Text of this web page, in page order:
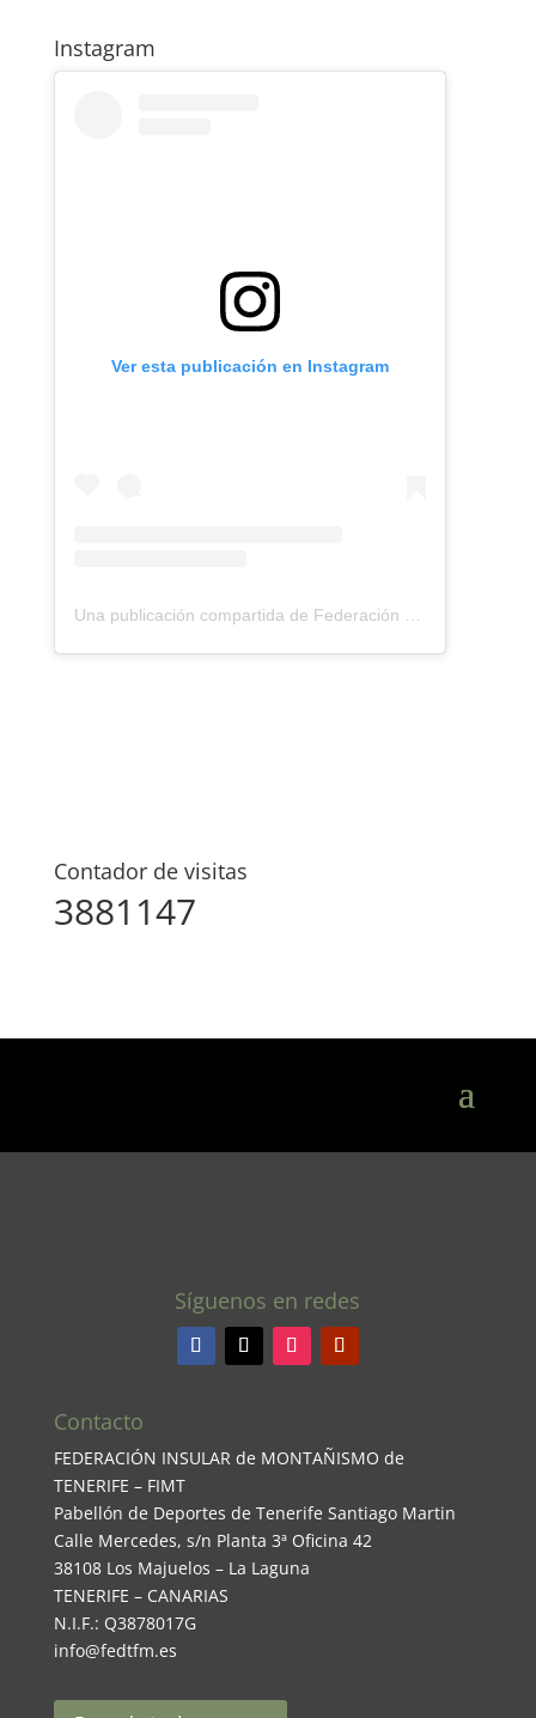
Instagram
Ver esta publicación en Instagram
Una publicación compartida de Federación Montañismo Tenerife (@federacion_montanismo_tenerife)
Contador de visitas
3881147
Síguenos en redes
Contacto
FEDERACIÓN INSULAR de MONTAÑISMO de
TENERIFE – FIMT
Pabellón de Deportes de Tenerife Santiago Martin
Calle Mercedes, s/n Planta 3ª Oficina 42
38108 Los Majuelos – La Laguna
TENERIFE – CANARIAS
N.I.F.: Q3878017G
info@fedtfm.es